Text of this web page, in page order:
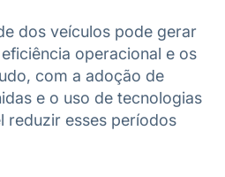
dos veículos pode gerar
operacional e os
com a adoção de
e o uso de tecnologias
reduzir esses períodos